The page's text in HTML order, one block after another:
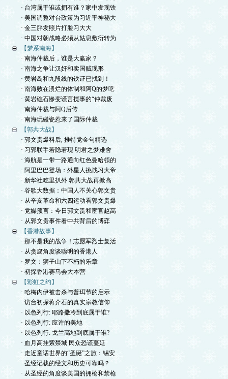
· 台湾属于谁或拥有谁？家中发现铁
· 美国调整对台政策为习近平神秘大
· 金三胖发照片打脸习大大
· 中国对朝战略必须从姑息敷衍转为
【梦系南海】
· 南海仲裁后，谁是大赢家？
· 南海之争让汉奸和卖国贼现形
· 黄岩岛和九段线的铁证已找到！
· 南海败在溃烂的体制和阿Q的梦呓
· 黄岩礁石惨变谎言搅事的“仲裁废
· 南海仲裁与阿Q后传
· 南海玩碰瓷惹来了国际仲裁
【郭共大战】
· 郭文贵爆料后, 推特党金句精选
· 习郭联手若隐若现 明君之梦难舍
· 海航是一带一路通向红色曼哈顿的
· 阿里巴巴登场：外星人挑战习大帝
· 新华社吃里扒外 郭共大战再掀高
· 谷歌大数据：中国人不关心郭文贵
· 从辛亥革命和六四运动看郭文贵爆
· 党媒预言：今日郭文贵和宦官赵高
· 从郭文贵事件看中共背后的博弈
【香港故事】
· 那不是我的战争！志愿军烈士复活
· 从贪腐角度谈聪明的香港人
· 罗文：狮子山下不朽的乐章
· 初探香港赛马会大本营
【彩虹之约】
· 哈梅内伊被击杀与普珥节的启示
· 访台初探蒋介石的真实宗教信仰
· 以色列行: 耶路撒冷到底属于谁?
· 以色列行: 应许的美地
· 以色列行: 戈兰高地到底属于谁?
· 血月高挂紫禁城 民众恐谎蔓延
· 走近童话世界的“圣诞”之旅：锡安
· 圣经记载的经文和历史可靠吗？
· 从圣经的角度谈美国的拥枪和禁枪